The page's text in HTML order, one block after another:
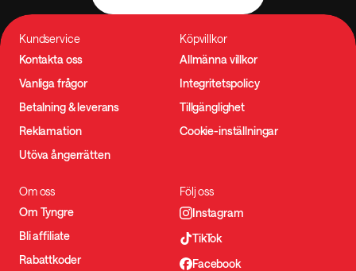
Kundservice
Kontakta oss
Vanliga frågor
Betalning & leverans
Reklamation
Utöva ångerrätten
Köpvillkor
Allmänna villkor
Integritetspolicy
Tillgänglighet
Cookie-inställningar
Om oss
Om Tyngre
Bli affiliate
Rabattkoder
Följ oss
Instagram
TikTok
Facebook